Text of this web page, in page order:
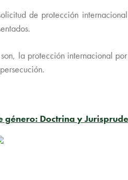
de protección
la protección internacional
género: Doctrina y